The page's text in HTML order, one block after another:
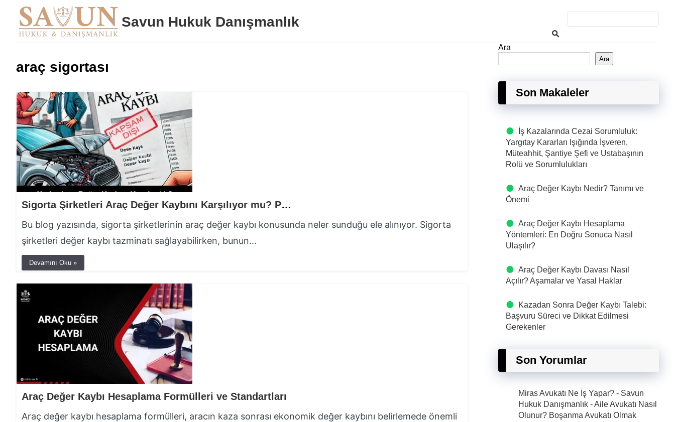
Savun Hukuk Danışmanlık
araç sigortası
Sigorta Şirketleri Araç Değer Kaybını Karşılıyor mu? Poliçe Detayları ve İstisnalar
Bu blog yazısında, sigorta şirketlerinin araç değer kaybı konusunda neler sunduğu ele alınıyor. Sigorta
şirketleri değer kaybı tazminatı sağlayabilirken, bunun…
Devamını Oku »
Araç Değer Kaybı Hesaplama Formülleri ve Standartları
Araç değer kaybı hesaplama formülleri, aracın kaza sonrası ekonomik değer kaybını belirlemede önemli
Ara
Ara
Son Makaleler
İş Kazalarında Cezai Sorumluluk:
Yargıtay Kararları Işığında İşveren,
Müteahhit, Şantiye Şefi ve Ustabaşının
Rolü ve Sorumlulukları
Araç Değer Kaybı Nedir? Tanımı ve
Önemi
Araç Değer Kaybı Hesaplama
Yöntemleri: En Doğru Sonuca Nasıl
Ulaşılır?
Araç Değer Kaybı Davası Nasıl
Açılır? Aşamalar ve Yasal Haklar
Kazadan Sonra Değer Kaybı Talebi:
Başvuru Süreci ve Dikkat Edilmesi
Gerekenler
Son Yorumlar
Miras Avukatı Ne İş Yapar? - Savun
Hukuk Danışmanlık -Aile Avukatı Nasıl
Olunur? Boşanma Avukatı Olmak